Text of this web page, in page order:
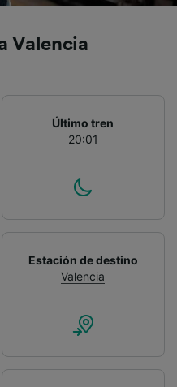
Valencia
Último tren
20:01
Estación de destino
Valencia